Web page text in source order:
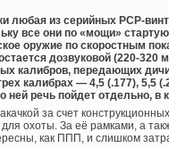
любая из серийных PCP-
все они по «мощи»
оружие по скоростным
дозвуковой (220-320
калибров, передающих
калибрах — 4,5 (.177), 5,5
речь пойдет отдельно, в
за счет
охоты. За её рамками, а
как ППП, и слишком